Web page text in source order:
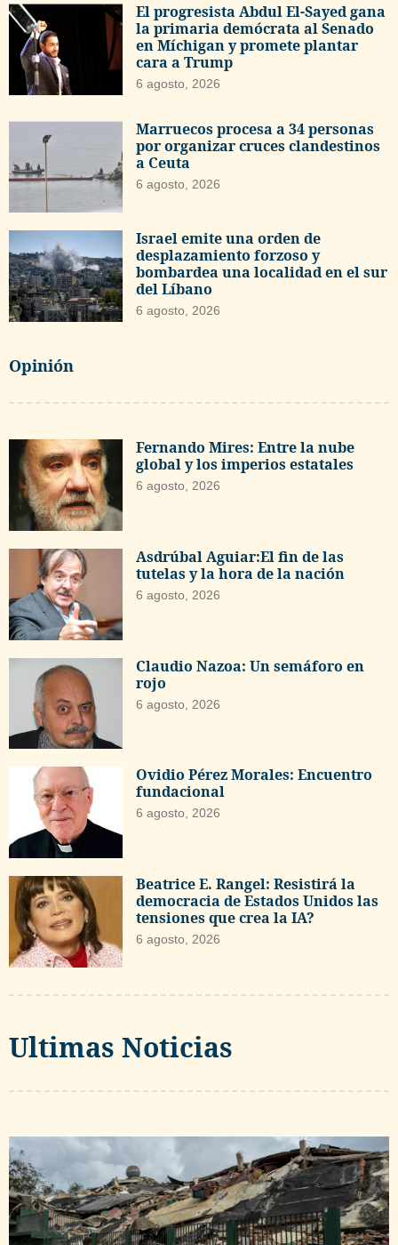
El progresista Abdul El-Sayed gana
la primaria demócrata al Senado
en Míchigan y promete plantar
cara a Trump
6 agosto, 2026
Marruecos procesa a 34 personas
por organizar cruces clandestinos
a Ceuta
6 agosto, 2026
Israel emite una orden de
desplazamiento forzoso y
bombardea una localidad en el sur
del Líbano
6 agosto, 2026
Opinión
Fernando Mires: Entre la nube
global y los imperios estatales
6 agosto, 2026
Asdrúbal Aguiar:El fin de las
tutelas y la hora de la nación
6 agosto, 2026
Claudio Nazoa: Un semáforo en
rojo
6 agosto, 2026
Ovidio Pérez Morales: Encuentro
fundacional
6 agosto, 2026
Beatrice E. Rangel: Resistirá la
democracia de Estados Unidos las
tensiones que crea la IA?
6 agosto, 2026
Ultimas Noticias